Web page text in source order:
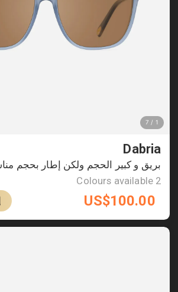
Dabria
بريق و كبير الحجم ولكن إطار بحجم
2
Colours available
US$100.00